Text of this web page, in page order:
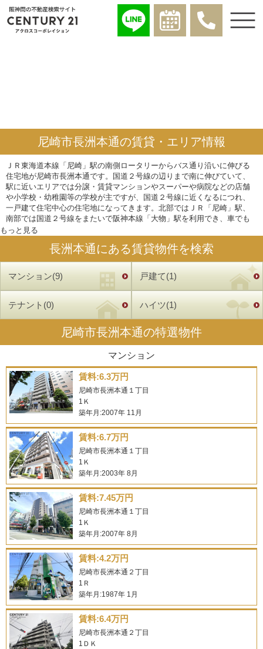
尼崎市長洲本通の賃貸・エリア情報
ＪＲ東海道本線「尼崎」駅の南側ロータリーからバス通り沿いに伸びる
住宅地が尼崎市長洲本通です。国道２号線の辺りまで南に伸びていて、
駅に近いエリアでは分譲・賃貸マンションやスーパーや病院などの店舗
や小学校・幼稚園等の学校が主ですが、国道２号線に近くなるにつれ、
一戸建て住宅中心の住宅地になってきます。北部ではＪＲ「尼崎」駅、
南部では国道２号線をまたいで阪神本線「大物」駅を利用でき、車でも
国道２号線が近いため交通の便は非常に便利です。日々の生活について
歩圏内にあるので、単身者からファミリー世帯まで住みやすいエリアだ
と言えます。尼崎市長洲本通の学校区は、小学校が、尼崎市立清和小学
校・長洲小学校・金楽寺小学校、中学校が尼崎市立小田中学校・成良中
学校になります。尼崎市長洲本通で賃貸物件をお探しになりませんか。
家賃もお手頃価格となっておりますので、お気軽にお問合わせくださ
い。
もっと見る
長洲本通にある賃貸物件を検索
マンション(9) 戸建て(1)
テナント(0) ハイツ(1)
尼崎市長洲本通の特選物件
マンション
賃料:6.3万円
尼崎市長洲本通１丁目
1Ｋ
築年月:2007年 11月
賃料:6.7万円
尼崎市長洲本通１丁目
1Ｋ
築年月:2003年 8月
賃料:7.45万円
尼崎市長洲本通１丁目
1Ｋ
築年月:2007年 8月
賃料:4.2万円
尼崎市長洲本通２丁目
1Ｒ
築年月:1987年 1月
賃料:6.4万円
尼崎市長洲本通２丁目
1ＤＫ